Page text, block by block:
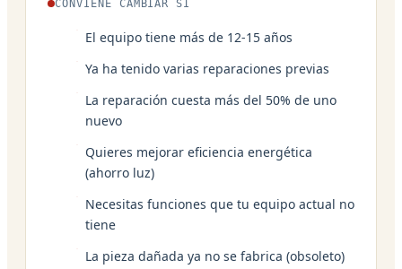
CONVIENE CAMBIAR SI
El equipo tiene más de 12-15 años
Ya ha tenido varias reparaciones previas
La reparación cuesta más del 50% de uno
nuevo
Quieres mejorar eficiencia energética
(ahorro luz)
Necesitas funciones que tu equipo actual no
tiene
La pieza dañada ya no se fabrica (obsoleto)